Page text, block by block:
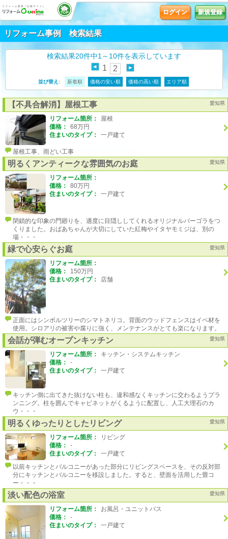
ログイン 新規登録
リフォーム事例 検索結果
検索結果20件中1～10件を表示しています
1 2
並び替え: 新着順 価格の安い順 価格の高い順 エリア順
【不具合解消】屋根工事 愛知県
リフォーム箇所：
屋根
価格：
68万円
住まいのタイプ：
一戸建て
屋根工事、雨どい工事
明るくアンティークな雰囲気のお庭 愛知県
リフォーム箇所：
価格：
80万円
住まいのタイプ：
一戸建て
閉鎖的な印象の門廻りを、適度に目隠ししてくれるオリジナルパーゴラをつ
くりました。おばあちゃんが大切にしていた紅梅やイタヤモミジは、別の
場・・・
緑で心安らぐお庭 愛知県
リフォーム箇所：
価格：
150万円
住まいのタイプ：
店舗
正面にはシンボルツリーのシマトネリコ。背面のウッドフェンスはイペ材を
使用。シロアリの被害や腐りに強く、メンテナンスがとても楽になります。
会話が弾むオープンキッチン 愛知県
リフォーム箇所：
キッチン・システムキッチン
価格：
-
住まいのタイプ：
一戸建て
キッチン側に出てきた抜けない柱も、違和感なくキッチンに交わるようプラ
ンニング。柱を囲んでキャビネットがくるように配置し、人工大理石のカ
ウ・・・
明るくゆったりとしたリビング 愛知県
リフォーム箇所：
リビング
価格：
-
住まいのタイプ：
一戸建て
以前キッチンとバルコニーがあった部分にリビングスペースを、その反対部
分にキッチンとバルコニーを移設しました。すると、壁面を活用した畳コ
ー・・・
淡い配色の浴室 愛知県
リフォーム箇所：
お風呂・ユニットバス
価格：
-
住まいのタイプ：
一戸建て